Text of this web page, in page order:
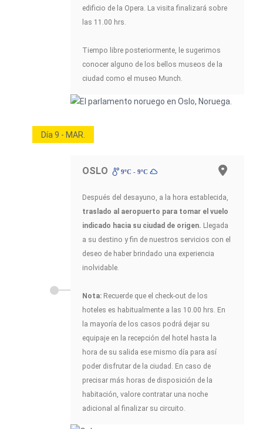
edificio de la Opera. La visita finalizará sobre
las 11.00 hrs.
Tiempo libre posteriormente, le sugerimos
conocer alguno de los bellos museos de la
ciudad como el museo Munch.
Día 9 - MAR.
OSLO 9ºC - 9ºC
Después del desayuno, a la hora establecida,
traslado al aeropuerto para tomar el vuelo
indicado hacia su ciudad de origen. Llegada
a su destino y fin de nuestros servicios con el
deseo de haber brindado una experiencia
inolvidable.
Nota: Recuerde que el check-out de los
hoteles es habitualmente a las 10.00 hrs. En
la mayoría de los casos podrá dejar su
equipaje en la recepción del hotel hasta la
hora de su salida ese mismo día para así
poder disfrutar de la ciudad. En caso de
precisar más horas de disposición de la
habitación, valore contratar una noche
adicional al finalizar su circuito.